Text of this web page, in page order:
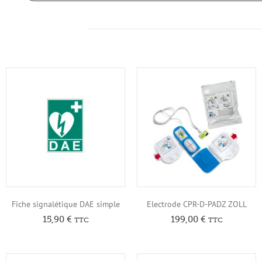
Fiche signalétique DAE simple
15,90 € TTC
Electrode CPR-D-PADZ ZOLL
199,00 € TTC